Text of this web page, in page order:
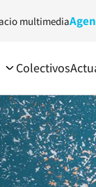
multimedia
Colectivos